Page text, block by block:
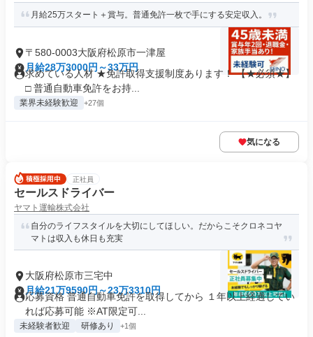
月給25万スタート＋賞与。普通免許一枚で手にする安定収入。
〒580-0003大阪府松原市一津屋
月給28万3000円～33万円
求めている人材 ★免許取得支援制度あります！ 【★必須★】
□ 普通自動車免許をお持...
業界未経験歓迎 +27個
気になる
正社員
セールスドライバー
ヤマト運輸株式会社
自分のライフスタイルを大切にしてほしい。だからこそクロネコヤ
マトは収入も休日も充実
大阪府松原市三宅中
月給21万9590円～23万3310円
応募資格 普通自動車免許を取得してから １年以上経過してい
れば応募可能 ※AT限定可...
未経験者歓迎 研修あり +1個